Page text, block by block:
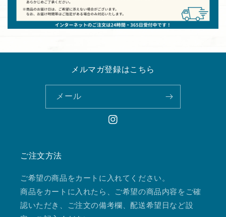
メルマガ登録はこちら
メール
Instagram
ご注文方法
ご希望の商品をカートに入れてください。
商品をカートに入れたら、ご希望の商品内容をご確
認いただき、ご注文の備考欄、配送希望日など設